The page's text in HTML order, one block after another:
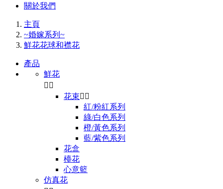
關於我們
主頁
~婚嫁系列~
鮮花花球和襟花
產品
鮮花
 
花束 
紅/粉紅系列
綠/白色系列
橙/黃色系列
藍/紫色系列
花盒
檯花
心意籃
仿真花